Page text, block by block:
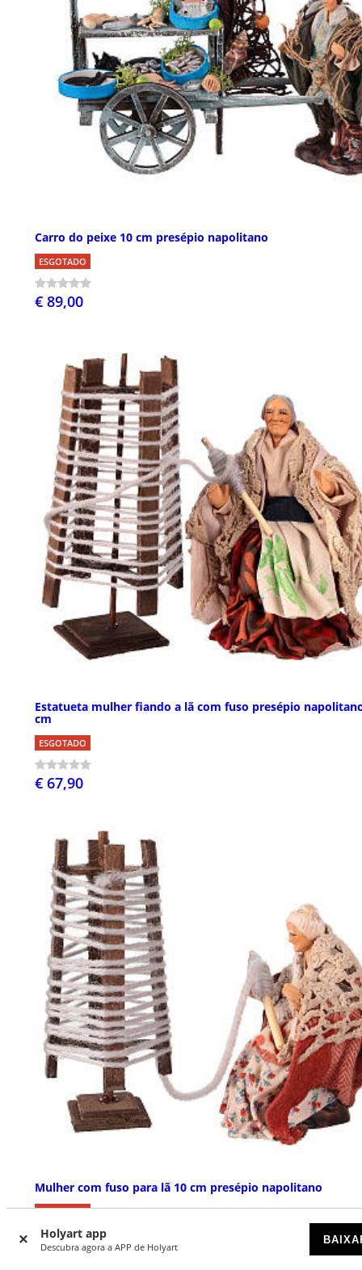
Holyart app
Descubra agora a APP de Holyart
Carro do peixe 10 cm presépio napolitano
ESGOTADO
€ 89,00
Estatueta mulher fiando a lã com fuso presépio
cm
ESGOTADO
€ 67,90
Mulher com fuso para lã 10 cm presépio napolitano
ESGOTADO
€ 41,90